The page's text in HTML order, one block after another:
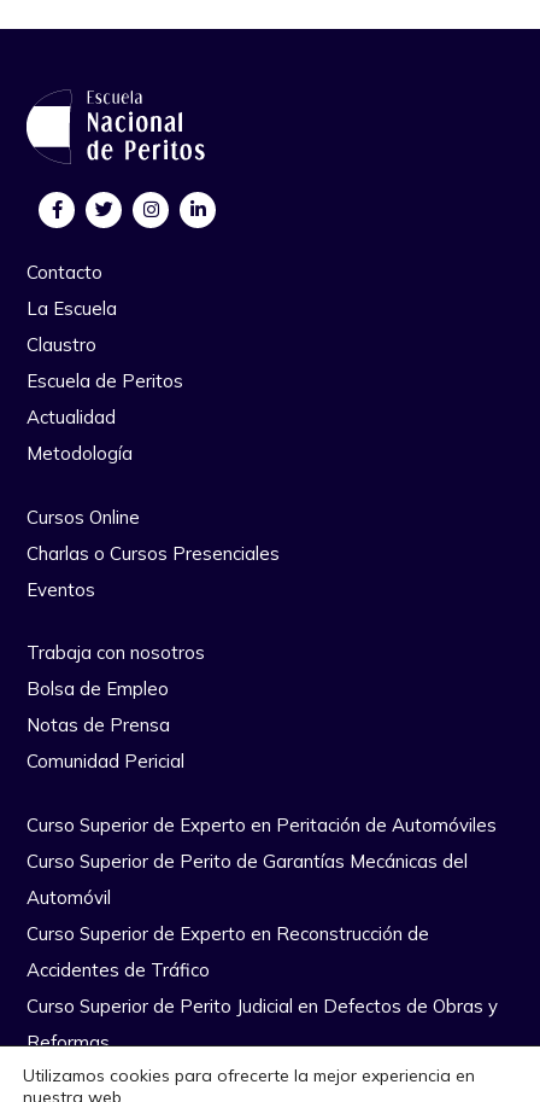
Contacto
La Escuela
Claustro
Escuela de Peritos
Actualidad
Metodología
Cursos Online
Charlas o Cursos Presenciales
Eventos
Trabaja con nosotros
Bolsa de Empleo
Notas de Prensa
Comunidad Pericial
Curso Superior de Experto en Peritación de Automóviles
Curso Superior de Perito de Garantías Mecánicas del
Automóvil
Curso Superior de Experto en Reconstrucción de
Accidentes de Tráfico
Curso Superior de Perito Judicial en Defectos de Obras y
Reformas
Utilizamos cookies para ofrecerte la mejor experiencia en
nuestra web.